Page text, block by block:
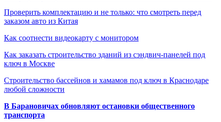
Проверить комплектацию и не только: что смотреть перед
заказом авто из Китая
Как соотнести видеокарту с монитором
Как заказать строительство зданий из сэндвич-панелей под
ключ в Москве
Строительство бассейнов и хамамов под ключ в Краснодаре
любой сложности
В Барановичах обновляют остановки общественного
транспорта